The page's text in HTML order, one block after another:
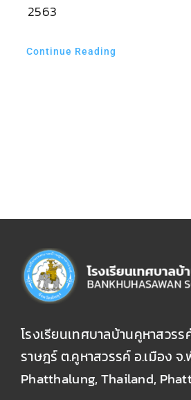
2563
Continue Reading
โรงเรียนเทศบาลบ้านคูหาสวร
ราษฎร์ ต.คูหาสวรรค์ อ.เมือง จ
Phatthalung, Thailand,